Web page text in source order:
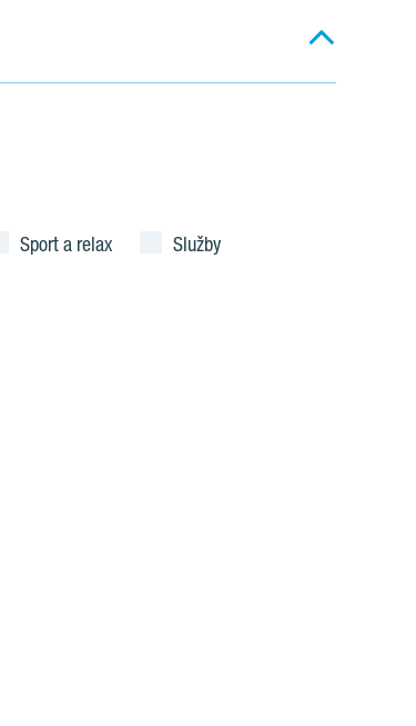
Sport a relax
Služby